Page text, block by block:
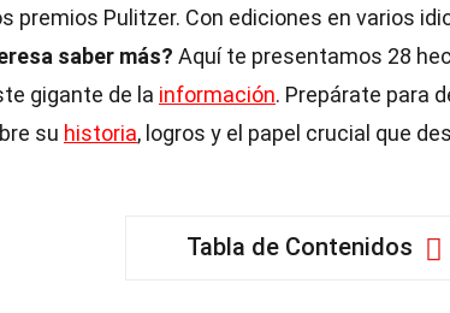
premios Pulitzer. Con ediciones en varios
saber más? Aquí te presentamos 28
gigante de la información. Prepárate para
su historia, logros y el papel crucial que
Tabla de Contenidos